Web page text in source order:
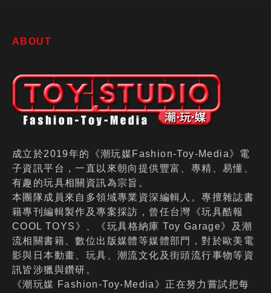
ABOUT
成立於2019年的《潮玩媒Fashion-Toy-Media》電
子資訊平台，一直以來朝向提供豐富、專精、易懂、
有趣的玩具相關資訊為宗旨。
本團隊成員來自多領域專業資深編輯人。專擅雜誌書
籍專刊編輯製作及專案採訪，曾任台灣《玩具酷報
COOL TOYS》、《玩具格納庫 Toy Garage》及潮
流相關書籍、數位出版媒體等媒體部門，對於歐美電
影與日本動畫、玩具、潮流文化及街頭流行事物等資
訊皆涉獵與鑽研。
《潮玩媒 Fashion-Toy-Media》正在努力嘗試把每